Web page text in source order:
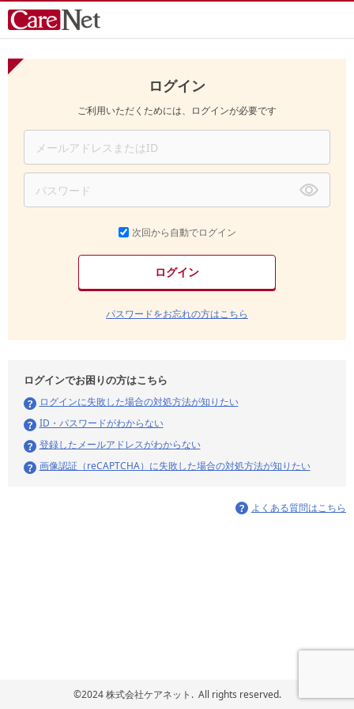
ログイン
ご利用いただくためには、ログインが必要です
次回から自動でログイン
パスワードをお忘れの方はこちら
ログインでお困りの方はこちら
ログインに失敗した場合の対処方法が知りたい
ID・パスワードがわからない
登録したメールアドレスがわからない
画像認証（reCAPTCHA）に失敗した場合の対処方法が知りたい
よくある質問はこちら
©2024 株式会社ケアネット. All rights reserved.